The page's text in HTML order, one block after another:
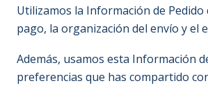
Utilizamos la Información de
pago, la organización del envío y el
Además, usamos esta Información
preferencias que has compartido